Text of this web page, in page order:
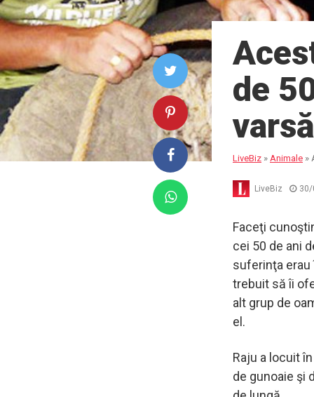
de
LiveBiz » Animale »
LiveBiz
Faceţi
cei 50 de ani
suferinţa erau
trebuit să îi
alt grup de
el.
Raju a locuit
de gunoaie şi